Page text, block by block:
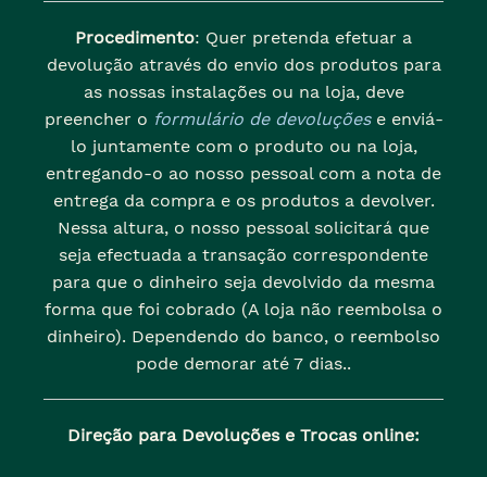
Procedimento: Quer pretenda efetuar a
devolução através do envio dos produtos para
as nossas instalações ou na loja, deve
preencher o formulário de devoluçõese enviá-
lo juntamente com o produto ou na loja,
entregando-o ao nosso pessoal com a nota de
entrega da compra e os produtos a devolver.
Nessa altura, o nosso pessoal solicitará que
seja efectuada a transação correspondente
para que o dinheiro seja devolvido da mesma
forma que foi cobrado (A loja não reembolsa o
dinheiro). Dependendo do banco, o reembolso
pode demorar até 7 dias..
Direção para Devoluções e Trocas online: